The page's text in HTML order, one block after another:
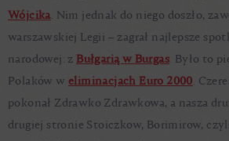
Wójcika. Nim jednak do niego doszło,
warszawskiej Legii – zagrał najlepsze
narodowej: zBułgarią w Burgas. Było to
Polaków w eliminacjach Euro 2000.
pokonał Zdrawko Zdrawkowa, a nasza
drugiej stronie Stoiczkow, Borimirow,